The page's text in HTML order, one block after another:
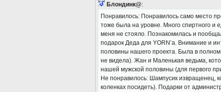
Блондинк@:
Понравилось: Понравилось само место
тоже была на уровне. Много спиртного и
меня не стояло. Познакомилась и
подарок Деда для YORN’а. Внимание и
половины нашего проекта. Была в
не видела). Жан и Маленькая ведьма,
нашей мужской половины (для первого
Не понравилось: Шампусик извращенец,
коленках посидеть). Подарки от